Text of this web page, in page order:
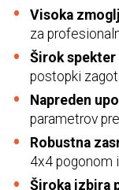
Visoka
za
Širok
postopki
Napreden
parametrov
Robustna
4x4 pogonom
Široka izbira